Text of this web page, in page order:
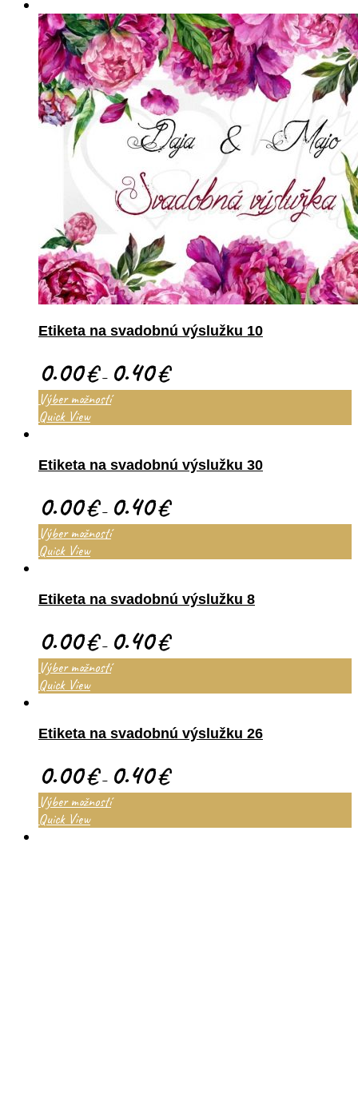
Etiketa na svadobnú výslužku 10
0.00€– 0.40€
Výber možností
Quick View
Etiketa na svadobnú výslužku 30
0.00€– 0.40€
Výber možností
Quick View
Etiketa na svadobnú výslužku 8
0.00€– 0.40€
Výber možností
Quick View
Etiketa na svadobnú výslužku 26
0.00€– 0.40€
Výber možností
Quick View